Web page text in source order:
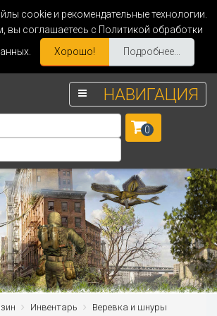
cookie и рекомендательные технологии.
вы соглашаетесь с Политикой обработки
Хорошо! Подробнее...
НАВИГАЦИЯ
0
Инвентарь Веревка и шнуры